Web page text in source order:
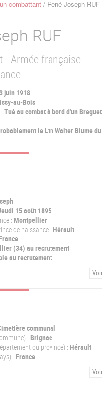
combattant René Joseph RUF
RUF
- Armée française
juin 1918
au-Bois
Tué au combat à bord d'un
le Ltn Walter Blume
15 août 1895
: Montpellier
de naissance : Hérault
France
(34) au recrutement
au recrutement
communal
: Brignac
ou province) : Hérault
: France